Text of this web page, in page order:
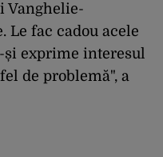
Vanghelie-
Le fac cadou acele
și exprime interesul
de problemă", a